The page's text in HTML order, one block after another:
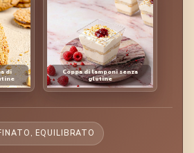
di
Coppa di lamponi senza
glutine
EQUILIBRATO